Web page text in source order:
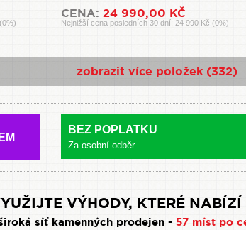
CENA: 24 990,00 KČ
Nejnižší cena posledních 30 dní: 24 990 Kč (0%)
zobrazit více položek (332)
BEZ POPLATKU
Za osobní odběr
VÝHODY, KTERÉ NABÍZÍ
síť kamenných prodejen - 57 míst po